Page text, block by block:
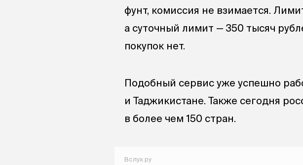
фунт, комиссия не взимается.
а суточный лимит — 350 тысяч
покупок нет.
Подобный сервис уже успешно
и Таджикистане. Также сегодня
в более чем 150 стран.
Вслух.ру